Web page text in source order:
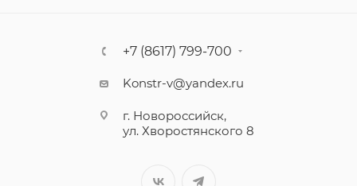
+7 (8617) 799-700
Konstr-v@yandex.ru
г. Новороссийск,
ул. Хворостянского 8